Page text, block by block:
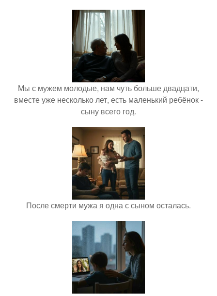
Мы с мужем молодые, нам чуть больше двадцати,
вместе уже несколько лет, есть маленький ребёнок -
сыну всего год.
После смерти мужа я одна с сыном осталась.